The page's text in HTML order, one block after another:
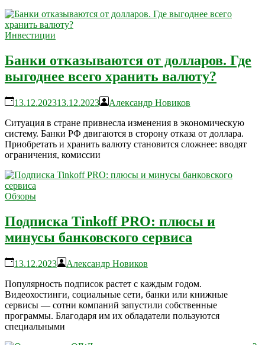
Инвестиции
Банки отказываются от долларов. Где
выгоднее всего хранить валюту?
13.12.202313.12.2023
Александр Новиков
Ситуация в стране привнесла изменения в экономическую
систему. Банки РФ двигаются в сторону отказа от доллара.
Приобретать и хранить валюту становится сложнее: вводят
ограничения, комиссии
Обзоры
Подписка Tinkoff PRO: плюсы и
минусы банковского сервиса
13.12.2023
Александр Новиков
Популярность подписок растет с каждым годом.
Видеохостинги, социальные сети, банки или книжные
сервисы — сотни компаний запустили собственные
программы. Благодаря им их обладатели пользуются
специальными